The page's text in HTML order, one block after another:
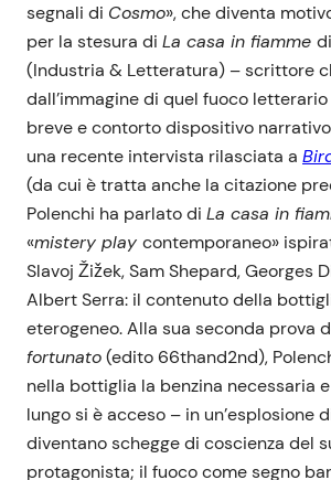
segnali di Cosmo», che diventa
per la stesura di La casa in fiamme
(Industria & Letteratura) – scrittore
dall’immagine di quel fuoco
breve e contorto dispositivo
una recente intervista rilasciata a
(da cui è tratta anche la citazione
Polenchi ha parlato di La casa in
«mistery play contemporaneo»
Slavoj Žižek, Sam Shepard, Georges
Albert Serra: il contenuto della
eterogeneo. Alla sua seconda prova
fortunato(edito 66thand2nd),
nella bottiglia la benzina necessaria
lungo si è acceso – in un’esplosione
diventano schegge di coscienza del
protagonista; il fuoco come segno